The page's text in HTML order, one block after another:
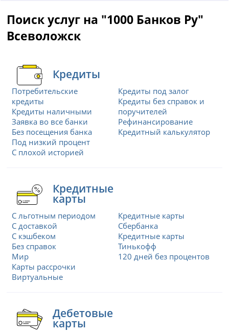
Поиск услуг на "1000 Банков Ру"
Всеволожск
Кредиты
Потребительские
кредиты
Кредиты наличными
Заявка во все банки
Без посещения банка
Под низкий процент
С плохой историей
Кредиты под залог
Кредиты без справок и
поручителей
Рефинансирование
Кредитный калькулятор
Кредитные
карты
С льготным периодом
С доставкой
С кэшбеком
Без справок
Мир
Карты рассрочки
Виртуальные
Кредитные карты
Сбербанка
Кредитные карты
Тинькофф
120 дней без процентов
Дебетовые
карты